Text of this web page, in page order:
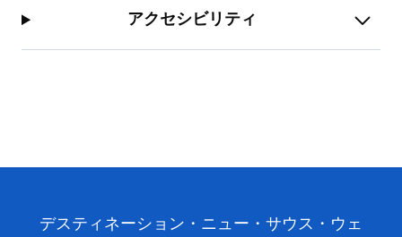
アクセシビリティ
デスティネーション・ニュー・サウス・ウェ